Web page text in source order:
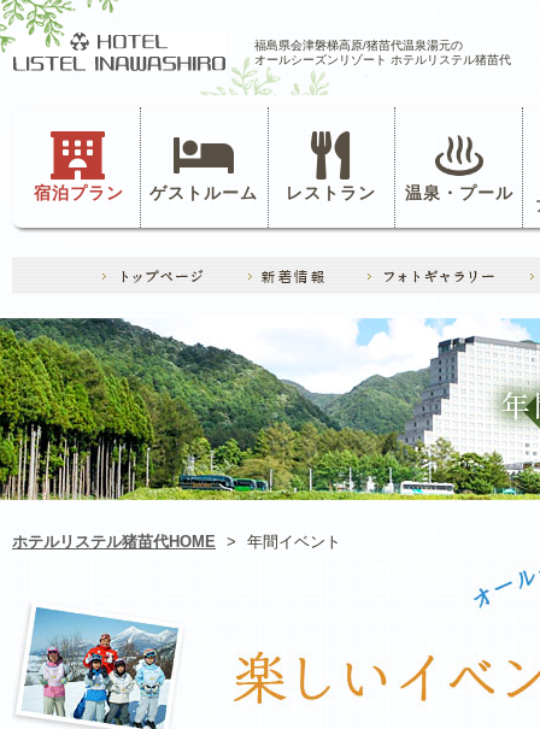
福島県会津磐梯高原/猪苗代温泉湯元の
オールシーズンリゾート ホテルリステル猪苗代
宿泊プラン ゲストルーム レストラン 温泉・プール
ホテルリステル猪苗代HOME > 年間イベント